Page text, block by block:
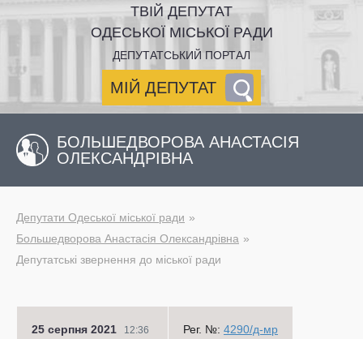
ТВІЙ ДЕПУТАТ
ОДЕСЬКОЇ МІСЬКОЇ РАДИ
ДЕПУТАТСЬКИЙ ПОРТАЛ
МІЙ ДЕПУТАТ
БОЛЬШЕДВОРОВА АНАСТАСІЯ
ОЛЕКСАНДРІВНА
Депутати Одеської міської ради
Большедворова Анастасія Олександрівна
Депутатські звернення до міської ради
25 серпня 2021 12:36 Рег. №: 4290/д-мр